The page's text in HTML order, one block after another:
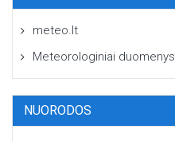
meteo.lt
Meteorologiniai duomenys
NUORODOS